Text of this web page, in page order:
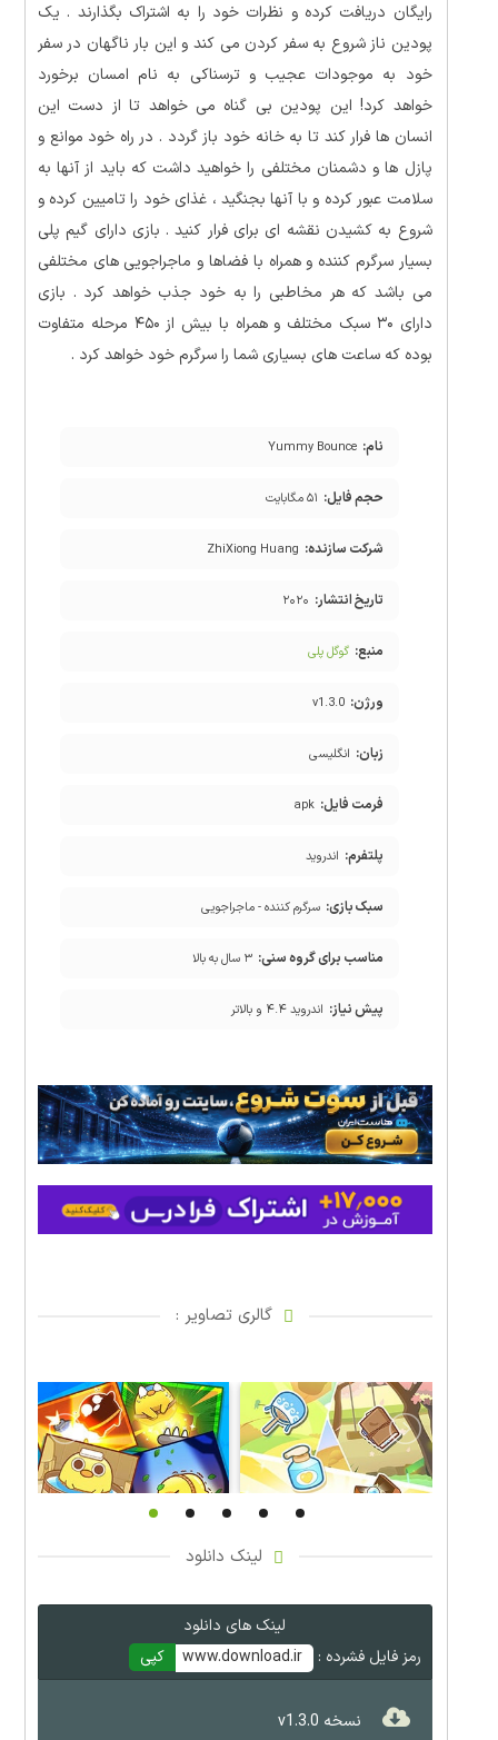
رایگان دریافت کرده و نظرات خود را به اشتراک بگذارند . یک
پودین ناز شروع به سفر کردن می کند و این بار ناگهان در سفر
خود به موجودات عجیب و ترسناکی به نام امسان برخورد
خواهد کرد! این پودین بی گناه می خواهد تا از دست این
انسان ها فرار کند تا به خانه خود باز گردد . در راه خود موانع و
پازل ها و دشمنان مختلفی را خواهید داشت که باید از آنها به
سلامت عبور کرده و با آنها بجنگید ، غذای خود را تامیین کرده و
شروع به کشیدن نقشه ای برای فرار کنید . بازی دارای گیم پلی
بسیار سرگرم کننده و همراه با فضاها و ماجراجویی های مختلفی
می باشد که هر مخاطبی را به خود جذب خواهد کرد . بازی
دارای ۳۰ سبک مختلف و همراه با بیش از ۴۵۰ مرحله متفاوت
بوده که ساعت های بسیاری شما را سرگرم خود خواهد کرد .
نام: Yummy Bounce
حجم فایل: ۵۱ مگابایت
شرکت سازنده: ZhiXiong Huang
تاریخ انتشار: ۲۰۲۰
منبع: گوگل پلی
ورژن: v1.3.0
زبان: انگلیسی
فرمت فایل: apk
پلتفرم: اندروید
سبک بازی: سرگرم کننده - ماجراجویی
مناسب برای گروه سنی: ۳ سال به بالا
پیش نیاز: اندروید ۴.۴ و بالاتر
گالری تصاویر :
لینک دانلود
لینک های دانلود
رمز فایل فشرده :
www.download.ir کپی
نسخه v1.3.0